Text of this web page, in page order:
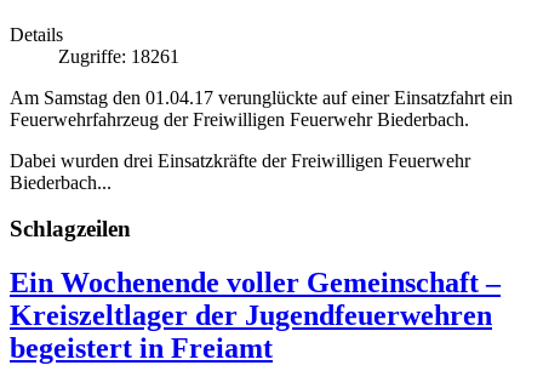
Details
Zugriffe: 18261
Am Samstag den 01.04.17 verunglückte auf einer Einsatzfahrt ein
Feuerwehrfahrzeug der Freiwilligen Feuerwehr Biederbach.
Dabei wurden drei Einsatzkräfte der Freiwilligen Feuerwehr
Biederbach...
Schlagzeilen
Ein Wochenende voller Gemeinschaft –
Kreiszeltlager der Jugendfeuerwehren
begeistert in Freiamt